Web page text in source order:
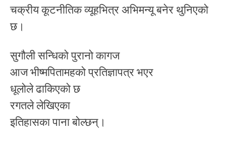
चक्रीय कूटनीतिक व्यूहभित्र अभिमन्यू बनेर थुनिएको
छ।
सुगौली सन्धिको पुरानो कागज
आज भीष्मपितामहको प्रतिज्ञापत्र भएर
धूलोले ढाकिएको छ
रगतले लेखिएका
इतिहासका पाना बोल्छन्।